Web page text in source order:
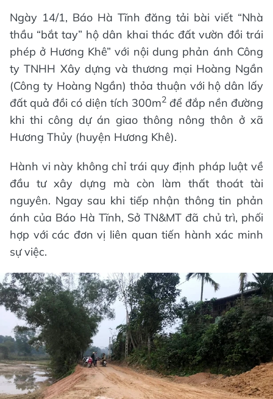
Ngày 14/1, Báo Hà Tĩnh đăng tải bài viết “Nhà
thầu “bắt tay” hộ dân khai thác đất vườn đồi trái
phép ở Hương Khê” với nội dung phản ánh Công
ty TNHH Xây dựng và thương mại Hoàng Ngần
(Công ty Hoàng Ngần) thỏa thuận với hộ dân lấy
đất quả đồi có diện tích 300m2 để đắp nền đường
khi thi công dự án giao thông nông thôn ở xã
Hương Thủy (huyện Hương Khê).
Hành vi này không chỉ trái quy định pháp luật về
đầu tư xây dựng mà còn làm thất thoát tài
nguyên. Ngay sau khi tiếp nhận thông tin phản
ánh của Báo Hà Tĩnh, Sở TN&MT đã chủ trì, phối
hợp với các đơn vị liên quan tiến hành xác minh
sự việc.